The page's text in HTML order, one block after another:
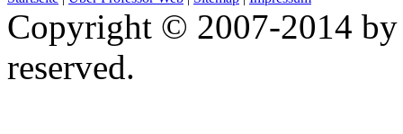
Copyright © 2007-2014
reserved.